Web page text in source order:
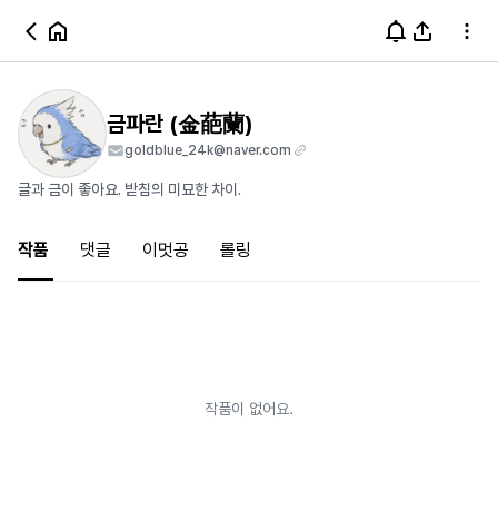
금파란 (金葩蘭)
goldblue_24k@naver.com
글과 금이 좋아요. 받침의 미묘한 차이.
작품 댓글 이멋공 롤링
작품이 없어요.